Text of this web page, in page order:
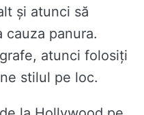
și atunci să
panura.
atunci folosiți
stilul pe loc.